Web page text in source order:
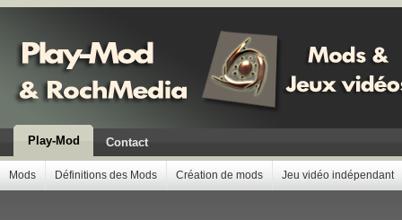
Play-Mod Contact
Mods Définitions des Mods Création de mods Jeu vidéo indépendant